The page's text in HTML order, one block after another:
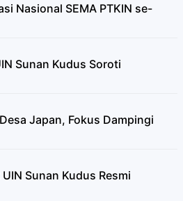
Nasional SEMA PTKIN se-
Sunan Kudus Soroti
Japan, Fokus Dampingi
Sunan Kudus Resmi